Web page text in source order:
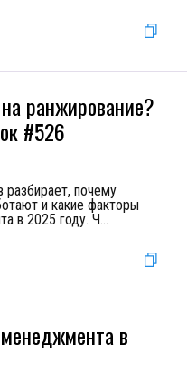
ранжирование?
#526
почему
и какие факторы
в 2025 году. Ч...
в